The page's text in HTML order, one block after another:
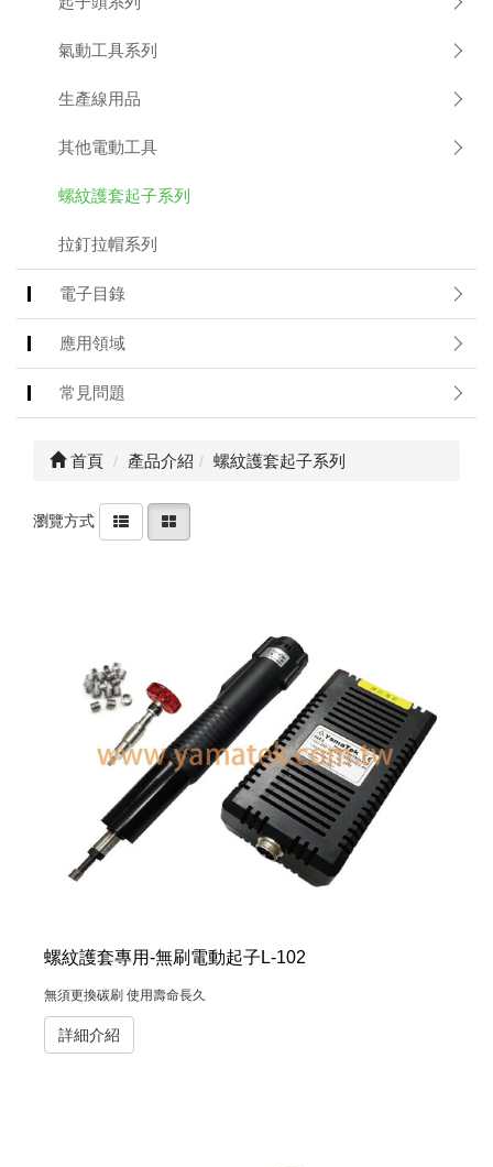
常
問
Q&A
最
新
消
息
News
氣動工具系列
生產線用品
其他電動工具
螺紋護套起子系列
拉釘拉帽系列
電子目錄
應用領域
常見問題
首頁 產品介紹 螺紋護套起子系列
瀏覽方式
螺紋護套專用-無刷電動起子L-102
無須更換碳刷 使用壽命長久
詳細介紹